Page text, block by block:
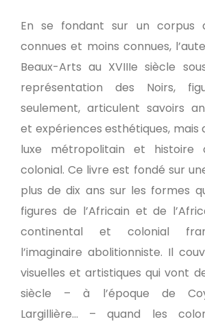
En se fondant sur un corpus
connues et moins connues,
Beaux-Arts au XVIIIe siècle
représentation des Noirs,
seulement, articulent savoirs
et expériences esthétiques, mais
luxe métropolitain et histoire
colonial. Ce livre est fondé sur
plus de dix ans sur les formes
figures de l’Africain et de
continental et colonial
l’imaginaire abolitionniste. Il
visuelles et artistiques qui vont
siècle – à l’époque de
Largillière… – quand les